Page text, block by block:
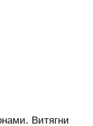
Витягни